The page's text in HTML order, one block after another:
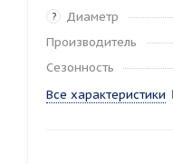
? Диаметр
Производитель
Сезонность
Все характеристики